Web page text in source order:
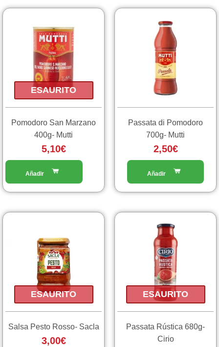
ESAURITO
Pomodoro San Marzano
400g- Mutti
5,10€
Passata di Pomodoro
700g- Mutti
2,50€
ESAURITO
Salsa Pesto Rosso- Sacla
3,00€
ESAURITO
Passata Rústica 680g-
Cirio